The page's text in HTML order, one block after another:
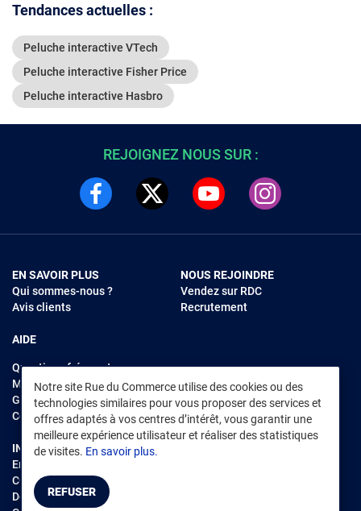
Tendances actuelles :
Peluche interactive VTech
Peluche interactive Fisher Price
Peluche interactive Hasbro
Notre site Rue du Commerce utilise des cookies ou des
technologies similaires pour vous proposer des services et
offres adaptés à vos centres d’intérêt, vous garantir une
meilleure expérience utilisateur et réaliser des statistiques
de visites. En savoir plus.
REFUSER
REJOIGNEZ NOUS SUR :
EN SAVOIR PLUS
Qui sommes-nous ?
Avis clients
AIDE
Questions fréquentes
Modes de règlements
Garantie et retours
Contacter Rue du Commerce
NOUS REJOINDRE
Vendez sur RDC
Recrutement
INFORMATIONS LÉGALES
Environnement
CGV /CGU Marketplace
Données personnelles